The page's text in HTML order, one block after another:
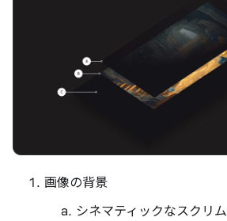
画像の背景
シネマティックなスクリム